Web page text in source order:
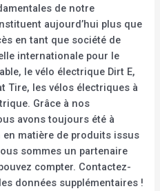
de notre
aujourd’hui plus que
en tant que société de
internationale pour le
le vélo électrique Dirt E,
Tire, les vélos électriques à
Grâce à nos
avons toujours été à
en matière de produits issus
sommes un partenaire
compter. Contactez-
données supplémentaires !